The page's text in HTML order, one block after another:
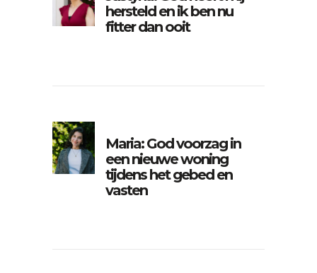
hersteld en ik ben nu
fitter dan ooit
Maria: God voorzag in
een nieuwe woning
tijdens het gebed en
vasten